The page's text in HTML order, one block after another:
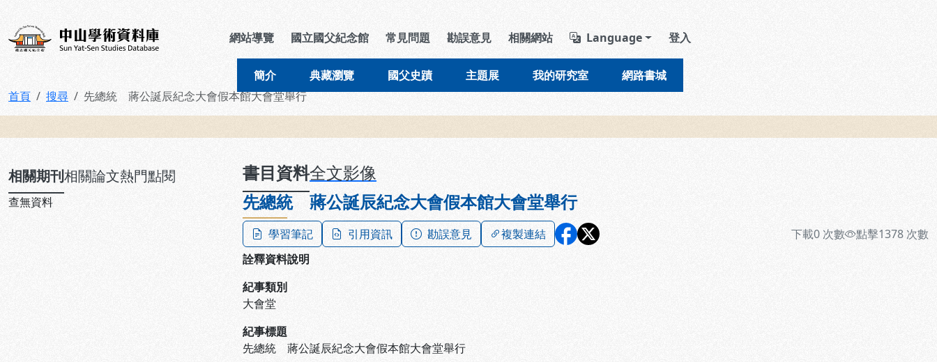
中山學術資料庫 導覽列區塊
網站導覽 國立國父紀念館 常見問題 勘誤意見 相關網站 Language 登入
簡介 典藏瀏覽 國父史蹟 主題展 我的研究室 網路書城
首頁 搜尋 先總統 蔣公誕辰紀念大會假本館大會堂舉行
相關期刊相關論文熱門點閱
查無資料
書目資料全文影像
先總統 蔣公誕辰紀念大會假本館大會堂舉行
學習筆記 引用資訊 勘誤意見 複製連結 下載0 次數 點擊1378 次數
詮釋資料說明
紀事類別
大會堂
紀事標題
先總統 蔣公誕辰紀念大會假本館大會堂舉行